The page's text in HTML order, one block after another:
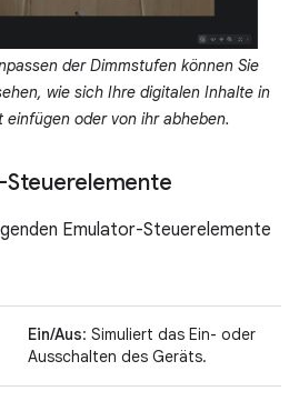
der Dimmstufen können Sie
wie sich Ihre digitalen Inhalte in
einfügen oder von ihr abheben.
Emulator-Steuerelemente
Ein/Aus: Simuliert das Ein- oder
Ausschalten des Geräts.